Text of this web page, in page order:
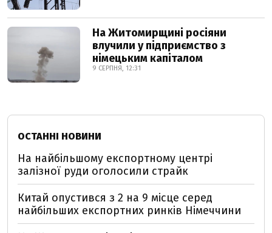
На Житомирщині росіяни
влучили у підприємство з
німецьким капіталом
9 СЕРПНЯ, 12:31
ОСТАННІ НОВИНИ
На найбільшому експортному центрі
залізної руди оголосили страйк
Китай опустився з 2 на 9 місце серед
найбільших експортних ринків Німеччини